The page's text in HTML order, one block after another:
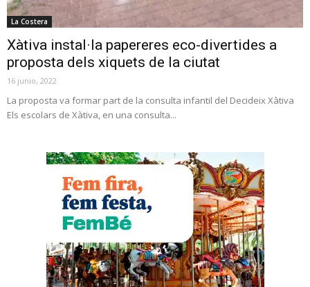
La Costera
Xàtiva instal·la papereres eco-divertides a
proposta dels xiquets de la ciutat
16 junio, 2022
La proposta va formar part de la consulta infantil del Decideix Xàtiva
Els escolars de Xàtiva, en una consulta...